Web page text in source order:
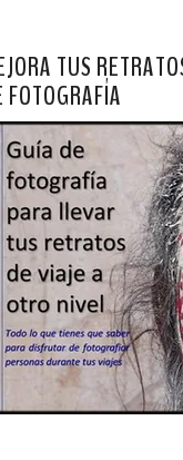
TUS
FOTOGRAFÍA